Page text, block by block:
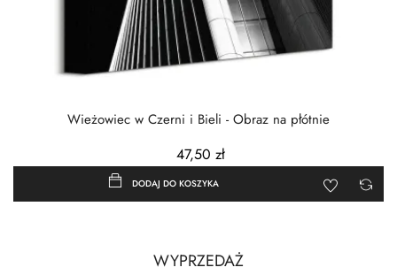
Wieżowiec w Czerni i Bieli - Obraz na płótnie
47,50 zł
DODAJ DO KOSZYKA
WYPRZEDAŻ